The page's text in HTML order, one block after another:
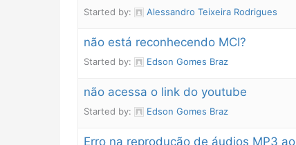
Started by: Alessandro Teixeira Rodrigues
não está reconhecendo MCI?
Started by: Edson Gomes Braz
não acessa o link do youtube
Started by: Edson Gomes Braz
Erro na reprodução de áudios MP3